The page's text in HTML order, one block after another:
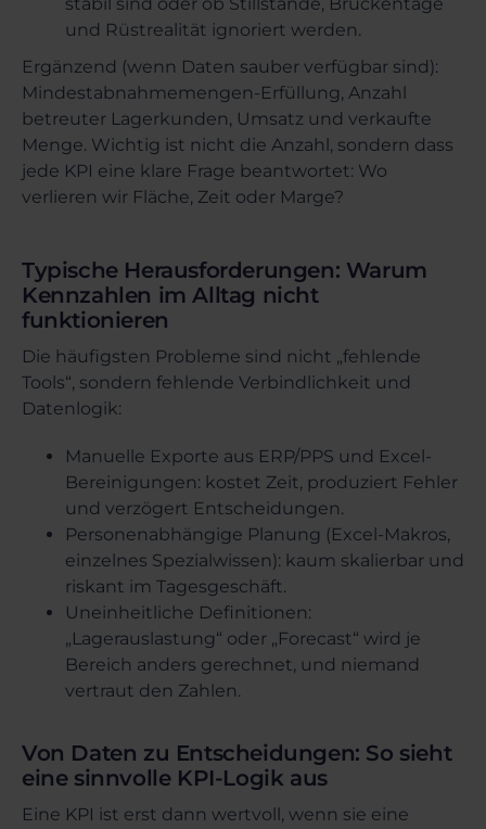
und Rüstrealität ignoriert werden.
Ergänzend (wenn Daten sauber verfügbar sind):
Mindestabnahmemengen-Erfüllung, Anzahl
betreuter Lagerkunden, Umsatz und verkaufte
Menge. Wichtig ist nicht die Anzahl, sondern dass
jede KPI eine klare Frage beantwortet: Wo
verlieren wir Fläche, Zeit oder Marge?
Typische Herausforderungen: Warum
Kennzahlen im Alltag nicht
funktionieren
Die häufigsten Probleme sind nicht „fehlende
Tools“, sondern fehlende Verbindlichkeit und
Datenlogik:
Manuelle Exporte aus ERP/PPS und Excel-
Bereinigungen: kostet Zeit, produziert Fehler
und verzögert Entscheidungen.
Personenabhängige Planung (Excel-Makros,
einzelnes Spezialwissen): kaum skalierbar und
riskant im Tagesgeschäft.
Uneinheitliche Definitionen:
„Lagerauslastung“ oder „Forecast“ wird je
Bereich anders gerechnet, und niemand
vertraut den Zahlen.
Von Daten zu Entscheidungen: So sieht
eine sinnvolle KPI-Logik aus
Eine KPI ist erst dann wertvoll, wenn sie eine